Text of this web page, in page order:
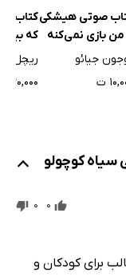
صوتی هیشکی
من بازی نمی‌کنه
جیائو
ت
کتاب
که
ریچل
۲۰,۰۰۰ ت
سیاه کوچولو
0
0
برای کودکان و